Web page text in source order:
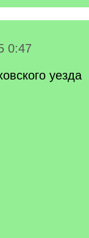
0:47
уезда